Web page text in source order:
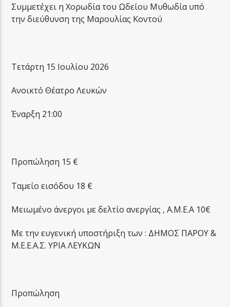
Συμμετέχει η Χορωδία του Ωδείου Μυθωδία υπό
την διεύθυνση της Μαρουλίας Κοντού
Τετάρτη 15 Ιουλίου 2026
Ανοικτό Θέατρο Λευκών
Έναρξη 21:00
Προπώληση 15 €
Ταμείο εισόδου 18 €
Μειωμένο άνεργοι με δελτίο ανεργίας , Α.Μ.Ε.Α 10€
Με την ευγενική υποστήριξη των : ΔΗΜΟΣ ΠΑΡΟΥ &
Μ.Ε.Ε.Α.Σ. ΥΡΙΑ ΛΕΥΚΩΝ
Προπώληση